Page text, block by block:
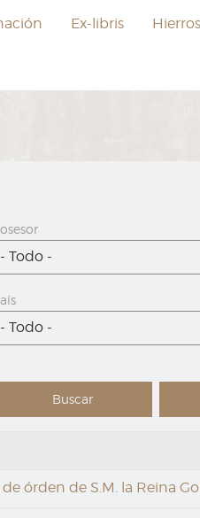
Ex-libris Hierros
- Todo -
- Todo -
órden de S.M. la Reina